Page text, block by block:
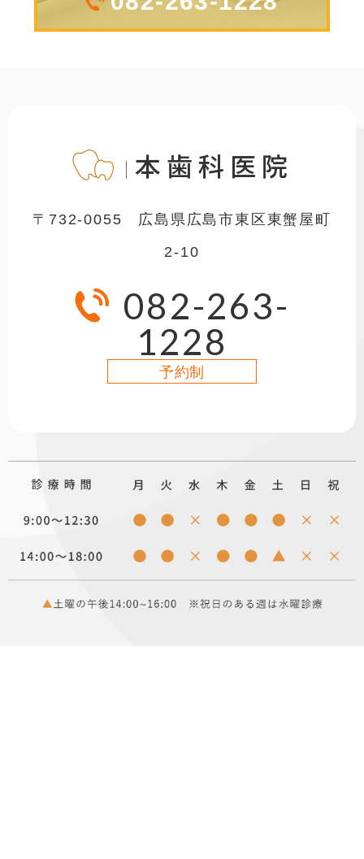
山本歯科医院
〒732-0055 広島県広島市東区東蟹屋町
2-10
082-263-
1228
予約制